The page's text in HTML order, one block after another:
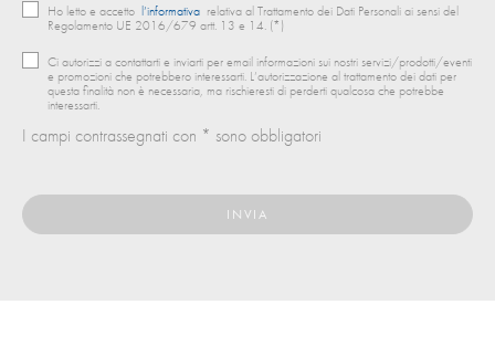
Ho letto e accetto l’informativa relativa al Trattamento dei Dati Personali ai sensi del
Regolamento UE 2016/679 artt. 13 e 14. (*)
Ci autorizzi a contattarti e inviarti per email informazioni sui nostri servizi/prodotti/eventi
e promozioni che potrebbero interessarti. L’autorizzazione al trattamento dei dati per
questa finalità non è necessaria, ma rischieresti di perderti qualcosa che potrebbe
interessarti.
I campi contrassegnati con * sono obbligatori